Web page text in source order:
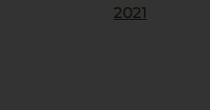
2021